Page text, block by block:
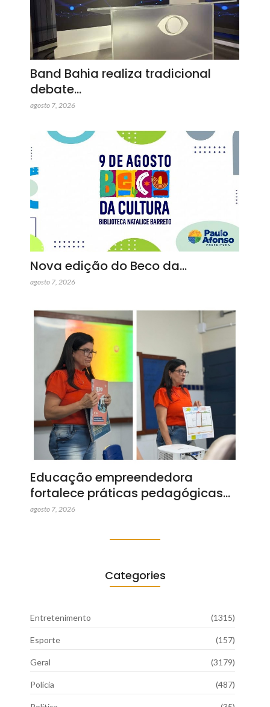
Band Bahia realiza tradicional
debate…
agosto 7, 2026
Nova edição do Beco da…
agosto 7, 2026
Educação empreendedora
fortalece práticas pedagógicas…
agosto 7, 2026
Categories
Entretenimento (1315)
Esporte (157)
Geral (3179)
Polícia (487)